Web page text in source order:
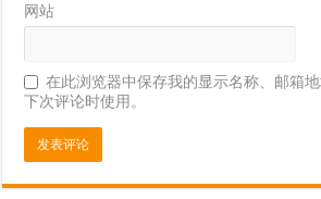
网站
在此浏览器中保存我的显示名称、邮箱
下次评论时使用。